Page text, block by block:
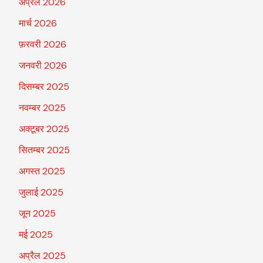
मार्च 2026
फ़रवरी 2026
जनवरी 2026
दिसम्बर 2025
नवम्बर 2025
अक्टूबर 2025
सितम्बर 2025
अगस्त 2025
जुलाई 2025
जून 2025
मई 2025
अप्रैल 2025